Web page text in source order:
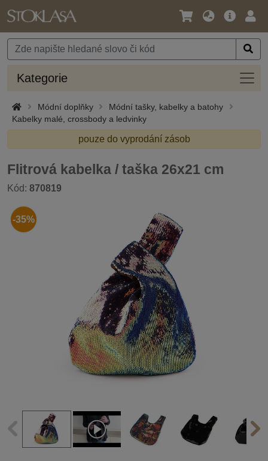
Jazyk
Měna
Hlavní
Kategorie
Módní doplňky
Módní tašky, kabelky a batohy
Kabelky malé, crossbody a ledvinky
pouze do vyprodání zásob
Flitrová kabelka / taška 26x21 cm
Kód: 870819
-35%